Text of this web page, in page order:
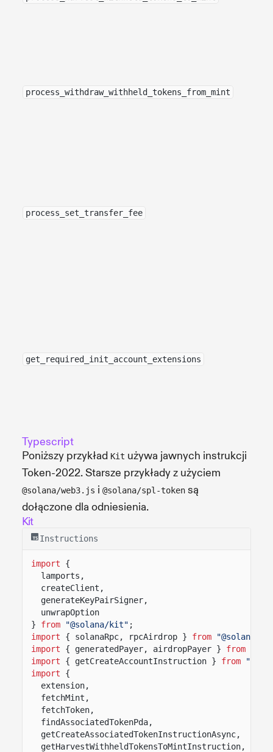
process_withdraw_withheld_tokens_from_mint
process_set_transfer_fee
get_required_init_account_extensions
Typescript
Poniższy przykład Kit używa jawnych instrukcji
Token-2022. Starsze przykłady z użyciem
@solana/web3.js i @solana/spl-token są
dołączone dla odniesienia.
Kit
Instructions
import
{
lamports,
createClient,
generateKeyPairSigner,
unwrapOption
}
from "@solana/kit" ;
import
{ solanaRpc, rpcAirdrop } from
"@solana/
import
{ generatedPayer, airdropPayer } from
import
{ getCreateAccountInstruction } from
import
{
extension,
fetchMint,
fetchToken,
findAssociatedTokenPda,
getCreateAssociatedTokenInstructionAsync,
getHarvestWithheldTokensToMintInstruction,